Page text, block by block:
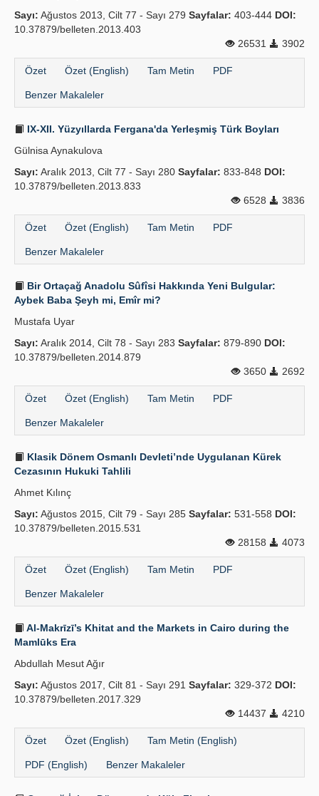
Sayı: Ağustos 2013, Cilt 77 - Sayı 279 Sayfalar: 403-444 DOI:
10.37879/belleten.2013.403
26531
3902
Özet Özet (English) Tam Metin PDF
Benzer Makaleler
IX-XII. Yüzyıllarda Fergana'da Yerleş­miş Türk Boyları
Gülnisa Aynakulova
Sayı: Aralık 2013, Cilt 77 - Sayı 280 Sayfalar: 833-848 DOI:
10.37879/belleten.2013.833
6528
3836
Özet Özet (English) Tam Metin PDF
Benzer Makaleler
Bir Ortaçağ Anadolu Sûfîsi Hakkında Yeni Bulgular:
Aybek Baba Şeyh mi, Emîr mi?
Mustafa Uyar
Sayı: Aralık 2014, Cilt 78 - Sayı 283 Sayfalar: 879-890 DOI:
10.37879/belleten.2014.879
3650
2692
Özet Özet (English) Tam Metin PDF
Benzer Makaleler
Klasik Dönem Osmanlı Devleti’nde Uygulanan Kürek
Cezasının Hukuki Tahlili
Ahmet Kılınç
Sayı: Ağustos 2015, Cilt 79 - Sayı 285 Sayfalar: 531-558 DOI:
10.37879/belleten.2015.531
28158
4073
Özet Özet (English) Tam Metin PDF
Benzer Makaleler
Al-Makrīzī’s Khitat and the Markets in Cairo during the
Mamlūks Era
Abdullah Mesut Ağır
Sayı: Ağustos 2017, Cilt 81 - Sayı 291 Sayfalar: 329-372 DOI:
10.37879/belleten.2017.329
14437
4210
Özet Özet (English) Tam Metin (English)
PDF (English) Benzer Makaleler